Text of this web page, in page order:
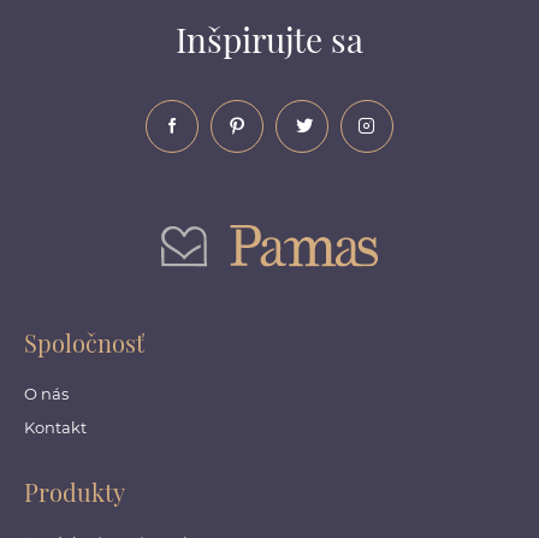
Inšpirujte sa
Spoločnosť
O nás
Kontakt
Produkty